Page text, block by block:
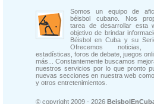
Somos un equipo de
béisbol cubano. Nos
tarea de desarrollar esta
objetivo de brindar
Béisbol en Cuba y su
Ofrecemos noticias,
estadísticas, foros de debate, juegos
más... Constantemente buscamos
nuestros servicios por lo que pronto
nuevas secciones en nuestra web
y otros entretenimientos.
© copyright 2009 - 2026